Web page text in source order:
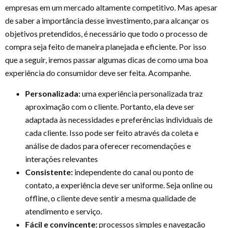
empresas em um mercado altamente competitivo. Mas apesar
de saber a importância desse investimento, para alcançar os
objetivos pretendidos, é necessário que todo o processo de
compra seja feito de maneira planejada e eficiente. Por isso
que a seguir, iremos passar algumas dicas de como uma boa
experiência do consumidor deve ser feita. Acompanhe.
Personalizada:uma experiência personalizada traz
aproximação com o cliente. Portanto, ela deve ser
adaptada às necessidades e preferências individuais de
cada cliente. Isso pode ser feito através da coleta e
análise de dados para oferecer recomendações e
interações relevantes
Consistente: independente do canal ou ponto de
contato, a experiência deve ser uniforme. Seja online ou
offline, o cliente deve sentir a mesma qualidade de
atendimento e serviço.
Fácil e convincente:processos simples e navegação